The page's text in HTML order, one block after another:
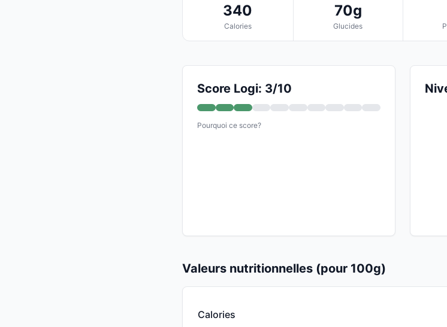
340
Calories
70g
Glucides
Score Logi: 3/10
Pourquoi ce score?
Valeurs nutritionnelles (pour 100g)
Calories